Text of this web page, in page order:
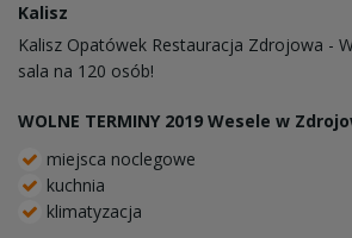
Kalisz
Kalisz Opatówek Restauracja Zdrojowa -
sala na 120 osób!
WOLNE TERMINY 2019 Wesele w
miejsca noclegowe
kuchnia
klimatyzacja